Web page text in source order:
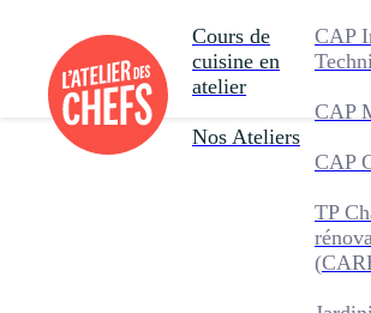
Cours de
cuisine en
atelier
Nos Ateliers
CAP
CAP
CAP
TP